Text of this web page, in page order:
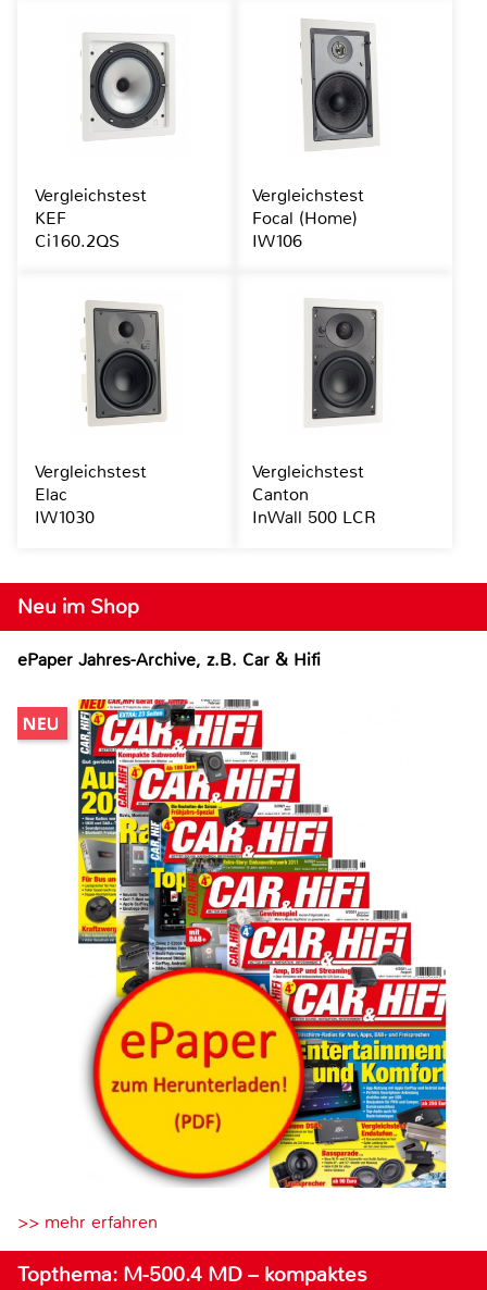
Neu im Shop
ePaper Jahres-Archive, z.B. Car & Hifi
>> mehr erfahren
Topthema: M-500.4 MD – kompaktes
Vergleichstest
KEF
Ci160.2QS
Vergleichstest
Focal (Home)
IW106
Vergleichstest
Elac
IW1030
Vergleichstest
Canton
InWall 500 LCR